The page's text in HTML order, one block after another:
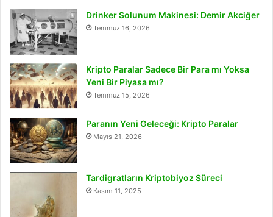
Drinker Solunum Makinesi: Demir Akciğer
Temmuz 16, 2026
Kripto Paralar Sadece Bir Para mı Yoksa
Yeni Bir Piyasa mı?
Temmuz 15, 2026
Paranın Yeni Geleceği: Kripto Paralar
Mayıs 21, 2026
Tardigratların Kriptobiyoz Süreci
Kasım 11, 2025